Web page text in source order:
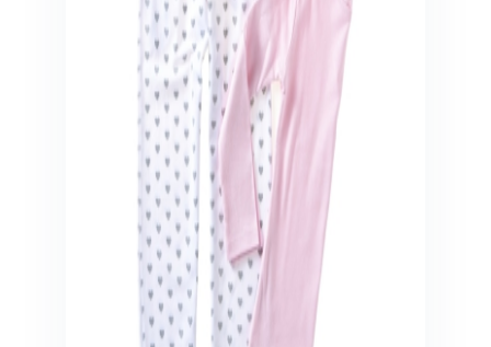
Veiligheid in huis
Veiligheid buiten de deur
Kindermeubels